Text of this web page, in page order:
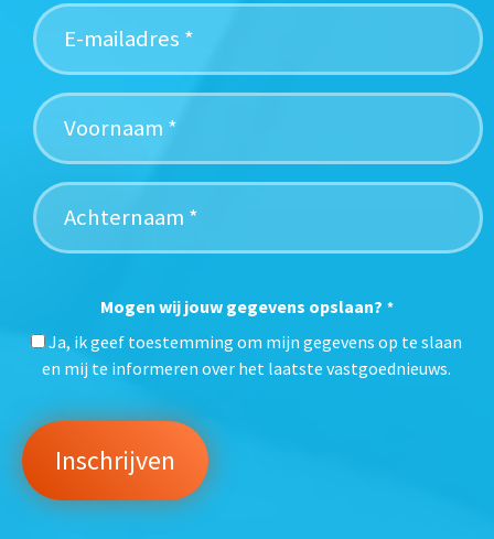
Mogen wij jouw gegevens opslaan? *
Ja, ik geef toestemming om mijn gegevens op te slaan
en mij te informeren over het laatste vastgoednieuws.